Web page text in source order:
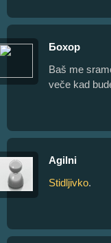
Бохор
Baš me
veče kad
Agilni
Stidljivko.